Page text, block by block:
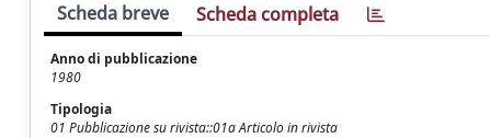
Scheda breve Scheda completa
Anno di pubblicazione
1980
Tipologia
01 Pubblicazione su rivista::01a Articolo in rivista